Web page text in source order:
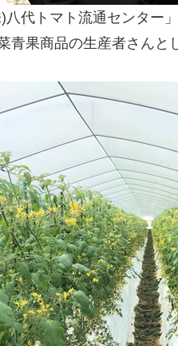
八代トマト流通センター
青果商品の生産者さんと